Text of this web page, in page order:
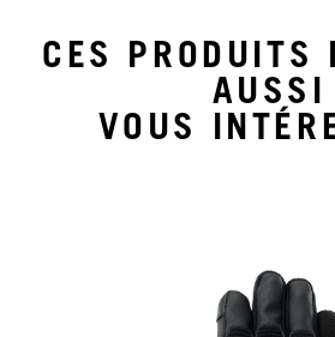
CES PRODUITS
AUSSI
VOUS